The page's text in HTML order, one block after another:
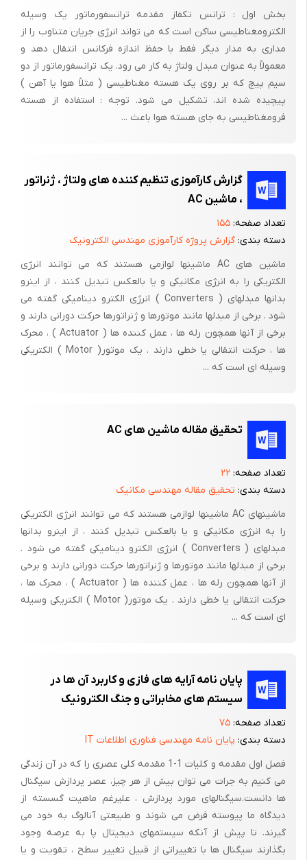
خروجی را تحت تأثیر قرار می دهند .
میزان این تأثیرپذیری را با معیاری به نام تنظیم بار یا ، نشان می دهیم
که بصورت زیر تعریف می شود .
فرمول (4-2)
: ولتاژ در بار کامل (حداکثر بار ) .
الف)ترانسفورماتور:
جریان متناوب با دامنه و بسامد ثابت ، منبع اولیه انرژی الکتریکی است
( در بسیاری از کشورها و از جمله ایران و اروپا منبع سینوسی با ولتاژ
موثر 220 ولت و فرکانس 50 هرتز به کار می رود و در ایالات متحده
این منبع سینوسی با ولتاژ موثر 110 تا 220 ولت وفرکانس 60 هرتز می
باشد ) تقریباً همه مدارهای الکترونیکی برای تضمین کارکرد مناسب به
ولتاژهای ثابت نیاز دارند.
برای مثال ، بیشتر ریزکامپیوترها به منبع های 5 ولتی قادر به تأمین
جریان A 100 نیاز دارند . دیگر سیستمهای سیگنال پرداز اغلب به منبع
های 12 و 15 ولتی نیاز دارند که در آنها جریان حاصل با شرایط بار
شرایط کار مطلوب تنظیم کرد .
مناسب بدست آید که ترانسفورمر می تواند از نوع افزاینده یا کاهنده
باشد و ظرفیت توانی که می تواند جابجا کند باید برای تغذیه بار کافی
باشد و اتلافهای یکسوساز ، پالایه و تنظیم کننده را تأمین کند . نسبت
دورها ، از دامنه خروجی لازم نسبت به دامنه ورودی ac بدست می آید
ب)یکسوساز ها
* یکسوساز نیم موج :
با استفاده از یکسوکننده های نیم موج می توان نیم سیکلهای مثبت یا
یک ترانسفورماتور ورودی تأمین می شود . چنانچه از ولتاژ آستانه
هدایت دیود صرفنظر کنیم در نیم سیکلهای مثبت ولتاژ ورودی ، دیود
هدایت نموده و می توان آن را بصورت یک مقاومت کوچک درنظر
گرفت بنابراین جریان (i) در این نیم سیکلها از تقسیم VIبر مجموع
مقاومت های و بدست می آید .
بخش اول : ترانس تکفاز مقدمه ترانسفورماتور یک وسیله
الکترومغناطیسی ساکن است که می تواند انرژی جریان متناوب را از
مداری به مدار دیگر فقط با حفظ اندازه فرکانس انتقال دهد و
معمولاً به عنوان مبدل ولتاژ به کار می رود. یک ترانسفورماتور از دو
سیم پیچ که بر روی یک هسته مغناطیسی ( مثلاً هوا یا آهن )
پیچیده شده اند، تشکیل می شود. توجه : استفاده از هسته
فرومغناطیسی به جای هسته هوا باعث ...
گزارش کارآموزی تنظیم کننده های ولتاژ ، ژنراتور
، ماشین AC
تعداد صفحه: ۱۵۵
دسته بندی: گزارش پروژه کارآموزی مهندسی الکترونیک
ماشین های AC ماشینها لوازمی هستند که می توانند انرژی
الکتریکی را به انرژی مکانیکی و یا بالعکس تبدیل کنند ، از اینرو
بدانها مبدلهای ( Converters ) انرژی الکترو دینامیکی گفته می
شود . برخی از مبدلها مانند موتورها و ژنراتورها حرکت دورانی دارند و
برخی از آنها همچون رله ها ، عمل کننده ها ( Actuator ) ، محرک
ها ، حرکت انتقالی یا خطی دارند . یک موتور( Motor ) الکتریکی
وسیله ای است که ...
تحقیق مقاله ماشین های AC
تعداد صفحه: ۲۲
دسته بندی: تحقیق مقاله مهندسی مکانیک
ماشینهای AC ماشینها لوازمی هستند که می توانند انرژی الکتریکی
را به انرژی مکانیکی و یا بالعکس تبدیل کنند ، از اینرو بدانها
مبدلهای ( Converters ) انرژی الکترو دینامیکی گفته می شود .
برخی از مبدلها مانند موتورها و ژنراتورها حرکت دورانی دارند و برخی
از آنها همچون رله ها ، عمل کننده ها ( Actuator ) ، محرک ها ،
حرکت انتقالی یا خطی دارند . یک موتور( Motor ) الکتریکی وسیله
ای است که ...
پایان نامه آرایه های فازی و کاربرد آن ها در
سیستم های مخابراتی و جنگ الکترونیک
تعداد صفحه: ۷۵
دسته بندی: پایان نامه مهندسی فناوری اطلاعات IT
فصل اول مقدمه و کلیات 1-1 مقدمه کلی عصری را که در آن زندگی
می کنیم به جرات می توان بیش از هر چیز، عصر پردازش سیگنال
ها دانست.سیگنالهای مورد پردازش ، علیرغم ماهیت گسسته از
دیدگاه ما پیوسته فرض می شوند و طبیعتی آنالوگ به خود می
گیرند. تا پیش از آنکه سیستمهای دیجیتال پا به عرصه وجود
بگذارند سیگنال ها با تغییراتی از قبیل تغییر سطح ، تقویت و یا